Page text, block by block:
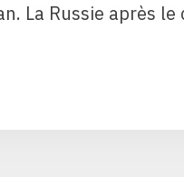
La Russie après